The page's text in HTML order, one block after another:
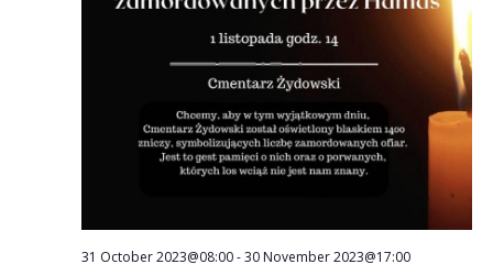
31 October 2023@08:00-30 November 2023@17:00